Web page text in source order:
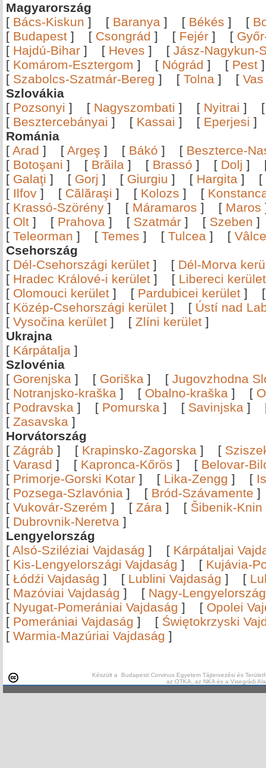
Magyarország
[ Bács-Kiskun ] [ Baranya ] [ Békés ] [
[ Budapest ] [ Csongrád ] [ Fejér ] [
[ Hajdú-Bihar ] [ Heves ] [ Jász-Nagykun-
[ Komárom-Esztergom ] [ Nógrád ] [ Pest
[ Szabolcs-Szatmár-Bereg ] [ Tolna ] [ Vas
Szlovákia
[ Pozsonyi ] [ Nagyszombati ] [ Nyitrai ]
[ Besztercebányai ] [ Kassai ] [ Eperjesi
Románia
[ Arad ] [ Argeş ] [ Bákó ] [ Beszterce-
[ Botoşani ] [ Brăila ] [ Brassó ] [ Dolj ]
[ Galaţi ] [ Gorj ] [ Giurgiu ] [ Hargita ]
[
[ Ilfov ] [ Călăraşi ] [ Kolozs ] [
[ Krassó-Szörény ] [ Máramaros ] [ Maros
[ Olt ] [ Prahova ] [ Szatmár ] [ Szeben
[ Teleorman ] [ Temes ] [ Tulcea ] [
Csehország
[ Dél-Csehországi kerület ] [ Dél-Morva
[ Hradec Králové-i kerület ] [ Libereci kerület
[ Olomouci kerület ] [ Pardubicei kerület ]
[ Közép-Csehországi kerület ] [ Ústí nad
[ Vysočina kerület ] [ Zlíni kerület ]
Ukrajna
[ Kárpátalja ]
Szlovénia
[ Gorenjska ] [ Goriška ] [ Jugovzhodna
[ Notranjsko-kraška ] [ Obalno-kraška ] [
[ Podravska ] [ Pomurska ] [ Savinjska ]
[ Zasavska ]
Horvátország
[ Zágráb ] [ Krapinsko-Zagorska ] [
[ Varasd ] [ Kapronca-Kőrös ] [ Belovar-
[ Primorje-Gorski Kotar ] [ Lika-Zengg ] [
[ Pozsega-Szlavónia ] [ Bród-Szávamente
[ Vukovár-Szerém ] [ Zára ] [ Šibenik-Knin
[ Dubrovnik-Neretva ]
Lengyelország
[ Alsó-Sziléziai Vajdaság ] [ Kárpátaljai
[ Kis-Lengyelországi Vajdaság ] [ Kujávia-
[ Łódźi Vajdaság ] [ Lublini Vajdaság ] [
[ Mazóviai Vajdaság ] [ Nagy-
[ Nyugat-Pomerániai Vajdaság ] [ Opolei
[ Pomerániai Vajdaság ] [ Świętokrzyski
[ Warmia-Mazúriai Vajdaság ]
Készült a Budapesti Corvinus Egyetem Tájtervezési és
az OTKA, az NKA és a Visegrádi